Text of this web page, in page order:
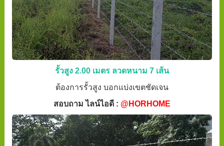
รั้วสูง 2.00 เมตร ลวดหนาม 7 เส้น
ต้องการรั้วสูง บอกแบ่งเขตชัดเจน
สอบถาม ไลน์ไอดี : @HORHOME